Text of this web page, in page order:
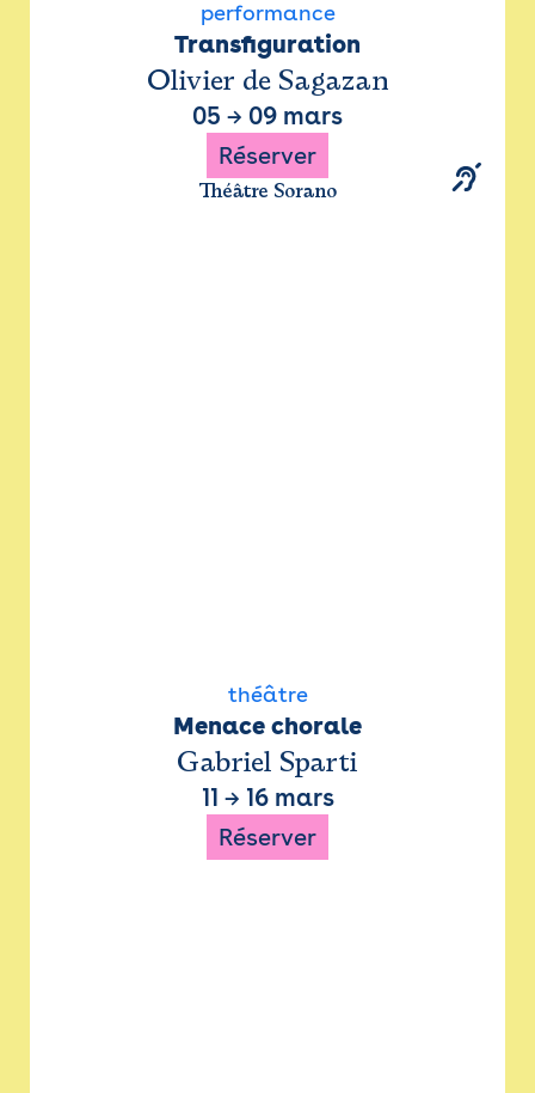
performance
Transfiguration
Olivier de Sagazan
05 → 09 mars
Réserver
Théâtre Sorano
théâtre
Menace chorale
Gabriel Sparti
11 → 16 mars
Réserver